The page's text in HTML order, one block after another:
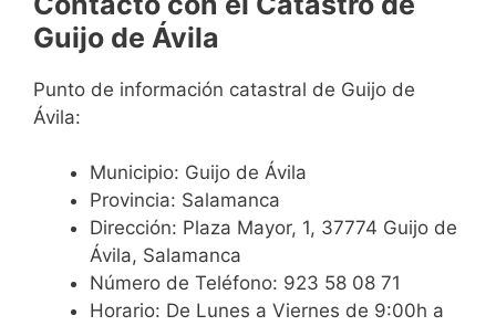
Guijo de Ávila
Punto de información catastral de Guijo de
Ávila:
Municipio: Guijo de Ávila
Provincia: Salamanca
Dirección: Plaza Mayor, 1, 37774 Guijo de
Ávila, Salamanca
Número de Teléfono: 923 58 08 71
Horario: De Lunes a Viernes de 9:00h a